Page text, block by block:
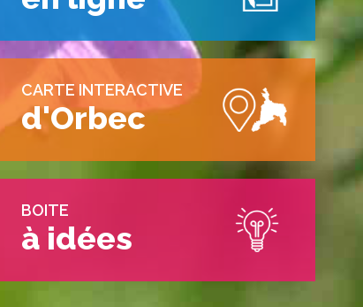
CARTE INTERACTIVE
d'Orbec
BOITE
à idées